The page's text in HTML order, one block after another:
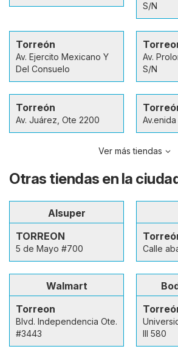
S/N
Torreón
Av. Ejercito Mexicano Y
Del Consuelo
Av.
S/N
Torreón
Av. Juárez, Ote 2200
Ver más tiendas
Otras tiendas en la
Alsuper
TORREON
5 de Mayo #700 Calle
Walmart
Torreon
Blvd. Independencia Ote.
#3443
III 580